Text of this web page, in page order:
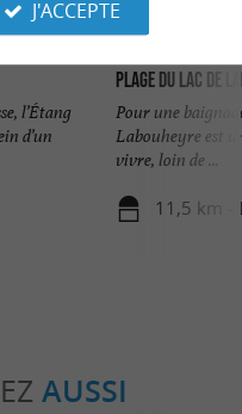
l’Étang
d’un
Plage du Lac de
Pour une
Labouheyre est
vivre, loin de ...
11,5 km -
AUSSI
J'ACCEPTE